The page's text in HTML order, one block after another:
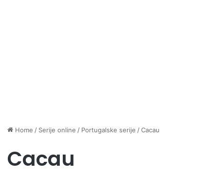
Home / Serije online / Portugalske serije /Cacau
Cacau